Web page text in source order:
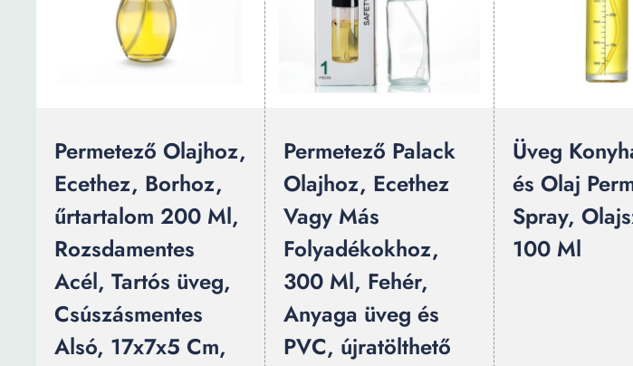
Permetező Olajhoz,
Ecethez, Borhoz,
űrtartalom 200 Ml,
Rozsdamentes
Acél, Tartós üveg,
Csúszásmentes
Alsó, 17x7x5 Cm,
Permetező Palack
Olajhoz, Ecethez
Vagy Más
Folyadékokhoz,
300 Ml, Fehér,
Anyaga üveg és
PVC, újratölthető
Üveg
és Olaj
Spray,
100 Ml